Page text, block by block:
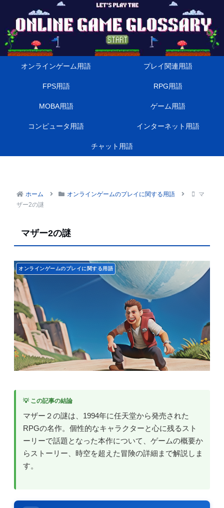
オンラインゲーム用語 プレイ関連用語
FPS用語 RPG用語
MOBA用語 ゲーム用語
コンピュータ用語 インターネット用語
チャット用語
ホーム オンラインゲームのプレイに関する用語
マ
ザー2の謎
マザー2の謎
オンラインゲームのプレイに関する用語
💡 この記事の結論
マザー２の謎は、1994年に任天堂から発売された
RPGの名作。個性的なキャラクターと心に残るスト
ーリーで話題となった本作について、ゲームの概要か
らストーリー、時空を超えた冒険の詳細まで解説しま
す。